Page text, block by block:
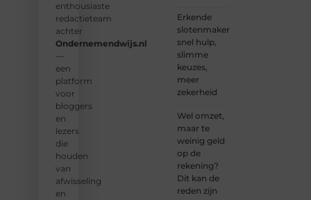
enthousiaste
redactieteam
achter
Ondernemendwijs.nl
—
een
platform
voor
bloggers
en
lezers
die
houden
van
afwisseling
en
Erkende
slotenmakers:
snel hulp,
slimme
keuzes,
meer
zekerheid
Wel omzet,
maar te
weinig geld
op de
rekening?
Dit kan de
reden zijn